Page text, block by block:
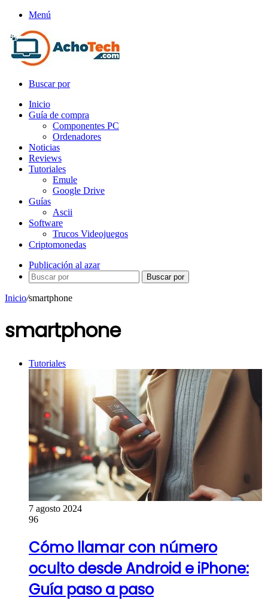
Menú
Buscar por
Inicio
Guía de compra
Componentes PC
Ordenadores
Noticias
Reviews
Tutoriales
Emule
Google Drive
Guías
Ascii
Software
Trucos Videojuegos
Criptomonedas
Publicación al azar
Buscar por
Inicio/smartphone
smartphone
Tutoriales
7 agosto 2024
96
Cómo llamar con número
oculto desde Android e iPhone:
Guía paso a paso